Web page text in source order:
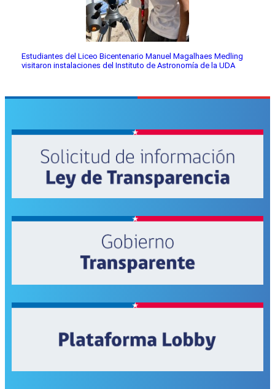
Estudiantes del Liceo Bicentenario Manuel Magalhaes Medling
visitaron instalaciones del Instituto de Astronomía de la UDA